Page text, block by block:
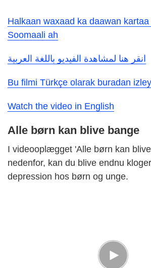
Halkaan waxaad ka daawan
Soomaali ah
انقر هنا لمشاهدة الفيديو باللغة العربية
Bu filmi Türkçe olarak buradan
Watch the video in English
Alle børn kan blive bange
I videooplægget 'Alle børn kan
nedenfor, kan du blive endnu
depression hos børn og unge.